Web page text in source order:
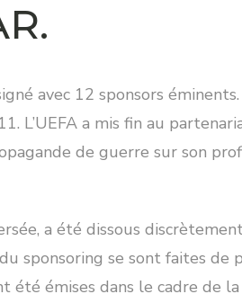
avec 12 sponsors éminents.
L’UEFA a mis fin au
de guerre sur son
a été dissous
sponsoring se sont faites de
été émises dans le cadre de la